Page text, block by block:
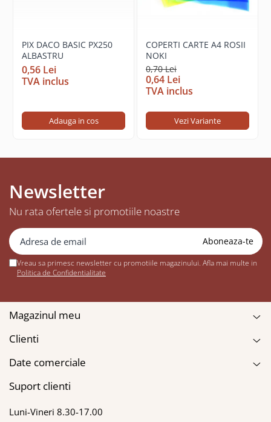
PIX DACO BASIC PX250
ALBASTRU
0,56 Lei
TVA inclus
Adauga in cos
COPERTI CARTE A4 ROSII
NOKI
0,70 Lei
0,64 Lei
TVA inclus
Vezi Variante
Newsletter
Nu rata ofertele si promotiile noastre
Vreau sa primesc newsletter cu promotiile magazinului. Afla mai multe in
Politica de Confidentialitate
Magazinul meu
Clienti
Date comerciale
Suport clienti
Luni-Vineri 8.30-17.00